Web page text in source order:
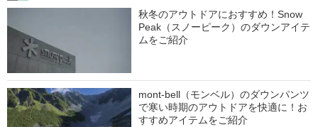
秋冬のアウトドアにおすすめ！Snow
Peak（スノーピーク）のダウンアイテ
ムをご紹介
mont-bell（モンベル）のダウンパンツ
で寒い時期のアウトドアを快適に！お
すすめアイテムをご紹介